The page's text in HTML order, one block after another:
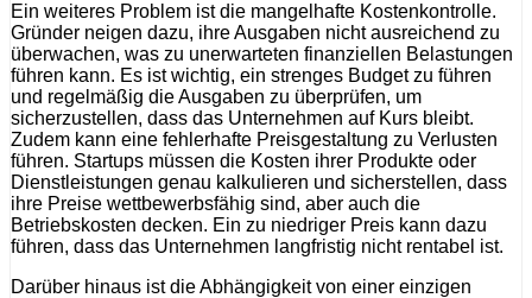
Ein weiteres Problem ist die mangelhafte Kostenkontrolle.
Gründer neigen dazu, ihre Ausgaben nicht ausreichend zu
überwachen, was zu unerwarteten finanziellen Belastungen
führen kann. Es ist wichtig, ein strenges Budget zu führen
und regelmäßig die Ausgaben zu überprüfen, um
sicherzustellen, dass das Unternehmen auf Kurs bleibt.
Zudem kann eine fehlerhafte Preisgestaltung zu Verlusten
führen. Startups müssen die Kosten ihrer Produkte oder
Dienstleistungen genau kalkulieren und sicherstellen, dass
ihre Preise wettbewerbsfähig sind, aber auch die
Betriebskosten decken. Ein zu niedriger Preis kann dazu
führen, dass das Unternehmen langfristig nicht rentabel ist.
Darüber hinaus ist die Abhängigkeit von einer einzigen